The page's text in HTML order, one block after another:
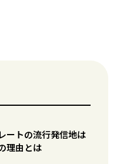
ートの流行発信地は
理由とは